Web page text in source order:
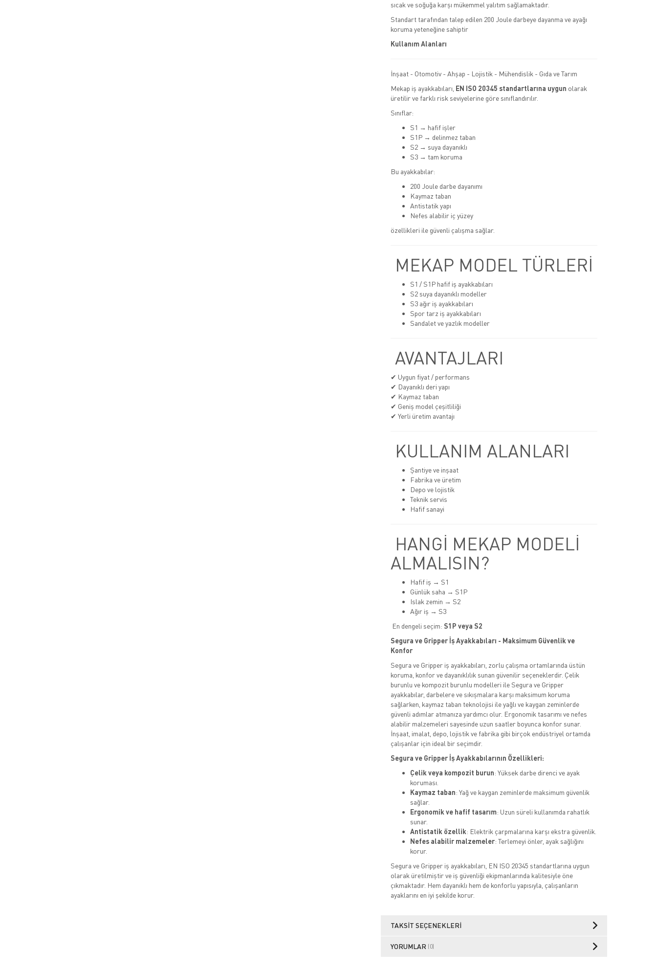
sıcak ve soğuğa karşı mükemmel yalıtım sağlamaktadır.
Standart tarafından talep edilen 200 Joule darbeye dayanma ve ayağı
koruma yeteneğine sahiptir
Kullanım Alanları
İnşaat - Otomotiv - Ahşap - Lojistik - Mühendislik - Gıda ve Tarım
Mekap iş ayakkabıları, EN ISO 20345 standartlarına uygun olarak
üretilir ve farklı risk seviyelerine göre sınıflandırılır.
Sınıflar:
S1 → hafif işler
S1P → delinmez taban
S2 → suya dayanıklı
S3 → tam koruma
Bu ayakkabılar:
200 Joule darbe dayanımı
Kaymaz taban
Antistatik yapı
Nefes alabilir iç yüzey
özellikleri ile güvenli çalışma sağlar.
MEKAP MODEL TÜRLERİ
S1 / S1P hafif iş ayakkabıları
S2 suya dayanıklı modeller
S3 ağır iş ayakkabıları
Spor tarz iş ayakkabıları
Sandalet ve yazlık modeller
AVANTAJLARI
✔ Uygun fiyat / performans
✔ Dayanıklı deri yapı
✔ Kaymaz taban
✔ Geniş model çeşitliliği
✔ Yerli üretim avantajı
KULLANIM ALANLARI
Şantiye ve inşaat
Fabrika ve üretim
Depo ve lojistik
Teknik servis
Hafif sanayi
HANGİ MEKAP MODELİ
ALMALISIN?
Hafif iş → S1
Günlük saha → S1P
Islak zemin → S2
Ağır iş → S3
En dengeli seçim: S1P veya S2
Segura ve Gripper İş Ayakkabıları - Maksimum Güvenlik ve
Konfor
Segura ve Gripper iş ayakkabıları, zorlu çalışma ortamlarında üstün
koruma, konfor ve dayanıklılık sunan güvenilir seçeneklerdir. Çelik
burunlu ve kompozit burunlu modelleri ile Segura ve Gripper
ayakkabılar, darbelere ve sıkışmalara karşı maksimum koruma
sağlarken, kaymaz taban teknolojisi ile yağlı ve kaygan zeminlerde
güvenli adımlar atmanıza yardımcı olur. Ergonomik tasarımı ve nefes
alabilir malzemeleri sayesinde uzun saatler boyunca konfor sunar.
İnşaat, imalat, depo, lojistik ve fabrika gibi birçok endüstriyel ortamda
çalışanlar için ideal bir seçimdir.
Segura ve Gripper İş Ayakkabılarının Özellikleri:
Çelik veya kompozit burun: Yüksek darbe direnci ve ayak
koruması.
Kaymaz taban: Yağ ve kaygan zeminlerde maksimum güvenlik
sağlar.
Ergonomik ve hafif tasarım: Uzun süreli kullanımda rahatlık
sunar.
Antistatik özellik: Elektrik çarpmalarına karşı ekstra güvenlik.
Nefes alabilir malzemeler: Terlemeyi önler, ayak sağlığını
korur.
Segura ve Gripper iş ayakkabıları, EN ISO 20345 standartlarına uygun
olarak üretilmiştir ve iş güvenliği ekipmanlarında kalitesiyle öne
çıkmaktadır. Hem dayanıklı hem de konforlu yapısıyla, çalışanların
ayaklarını en iyi şekilde korur.
TAKSIT SEÇENEKLERI
YORUMLAR (0)